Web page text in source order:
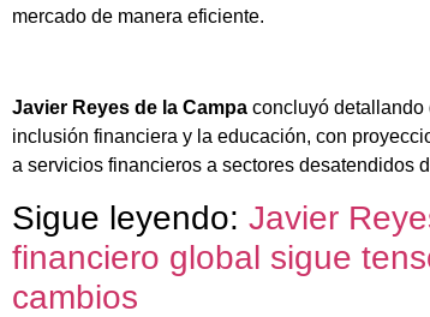
mercado de manera eficiente.
Javier Reyes de la Campa concluyó detallando
inclusión financiera y la educación, con
a servicios financieros a sectores desatendidos
Sigue leyendo: Javier
financiero global sigue
cambios